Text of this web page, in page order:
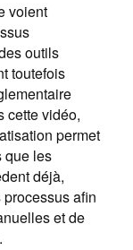
voient
outils
toutefois
cette vidéo,
permet
que les
déjà,
afin
et de